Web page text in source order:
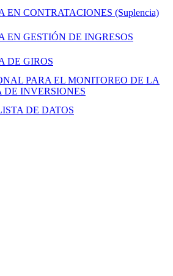
EN CONTRATACIONES (Suplencia)
EN GESTIÓN DE INGRESOS
DE GIROS
PARA EL MONITOREO DE LA
DE INVERSIONES
DE DATOS